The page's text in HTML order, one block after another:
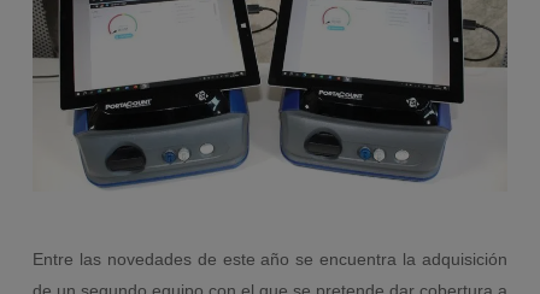
Entre las novedades de este año se encuentra la adquisición